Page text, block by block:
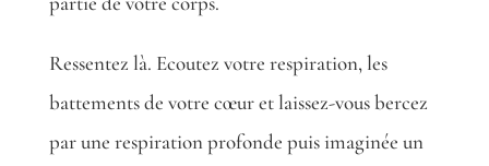
Ressentez là. Ecoutez votre respiration, les
battements de votre cœur et laissez-vous bercez
par une respiration profonde puis imaginée un